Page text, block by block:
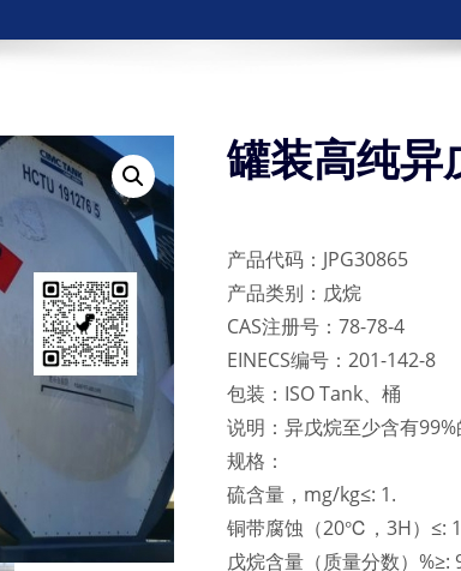
罐装高纯异
产品代码：JPG30865
产品类别：戊烷
CAS注册号：78-78-4
EINECS编号：201-142-8
包装：ISO Tank、桶
说明：异戊烷至少含有
规格：
硫含量，mg/kg≤: 1.
铜带腐蚀（20℃，3H）≤:
戊烷含量（质量分数）%≥: